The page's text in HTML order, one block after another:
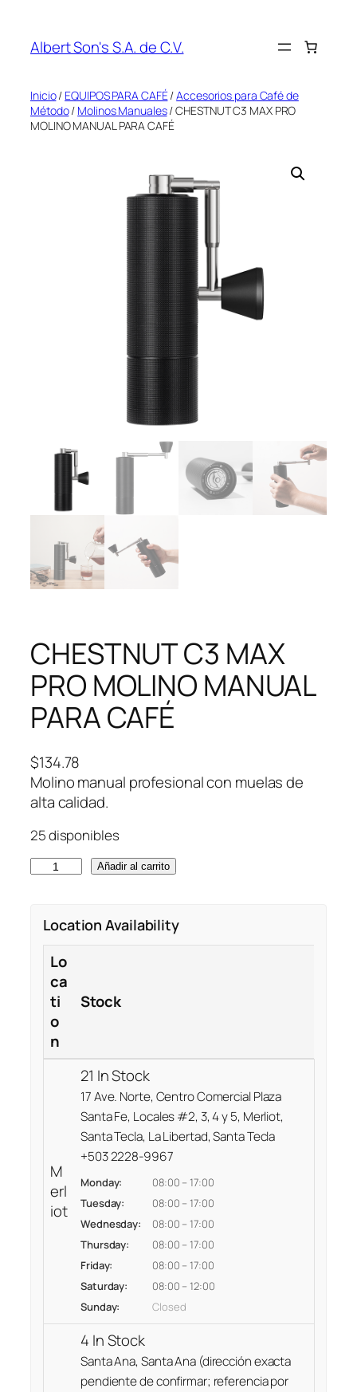
contenido
Albert Son's S.A. de C.V.
Inicio/ EQUIPOS PARA CAFÉ/Accesorios para Café de
Método/ Molinos Manuales/ CHESTNUT C3 MAX PRO
MOLINO MANUAL PARA CAFÉ
CHESTNUT C3 MAX
PRO MOLINO MANUAL
PARA CAFÉ
$134.78
Molino manual profesional con muelas de
alta calidad.
25 disponibles
Añadir al carrito
Location Availability
Lo
ca
ti
o
n
Stock
M
erl
iot
21 In Stock
17 Ave. Norte, Centro Comercial Plaza
Santa Fe, Locales #2, 3, 4 y 5, Merliot,
Santa Tecla, La Libertad, Santa Tecla
+503 2228-9967
Monday:
08:00 – 17:00
Tuesday:
08:00 – 17:00
Wednesday:
08:00 – 17:00
Thursday:
08:00 – 17:00
Friday:
08:00 – 17:00
Saturday:
08:00 – 12:00
Sunday:
Closed
4 In Stock
Santa Ana, Santa Ana (dirección exacta
pendiente de confirmar; referencia por